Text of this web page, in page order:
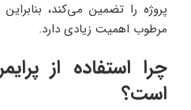
پروژه را تضمین می‌کند،
مرطوب اهمیت زیادی دارد.
چرا استفاده از
است؟